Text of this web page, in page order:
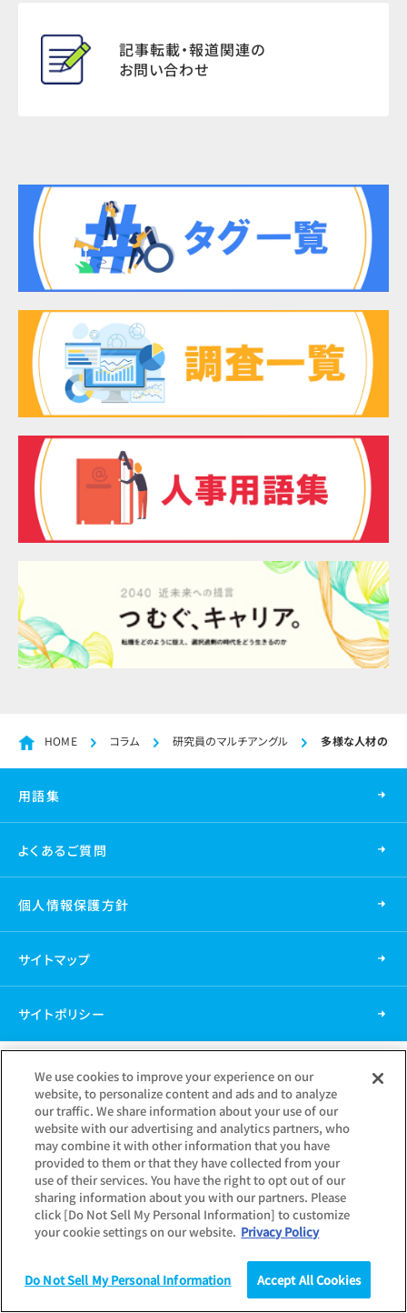
統計（データ） コラム
記事転載・報道関連の
お問い合わせ
HOME コラム 研究員のマルチアングル 多様な人材の活
用語集
よくあるご質問
個人情報保護方針
サイトマップ
サイトポリシー
会社概要
事業所案内
社会的な取り組み
採用情報
グループ会社
We use cookies to improve your experience on our
website, to personalize content and ads and to analyze
our traffic. We share information about your use of our
website with our advertising and analytics partners, who
may combine it with other information that you have
provided to them or that they have collected from your
use of their services. You have the right to opt out of our
sharing information about you with our partners. Please
click [Do Not Sell My Personal Information] to customize
your cookie settings on our website. Privacy Policy
Do Not Sell My Personal Information Accept All Cookies